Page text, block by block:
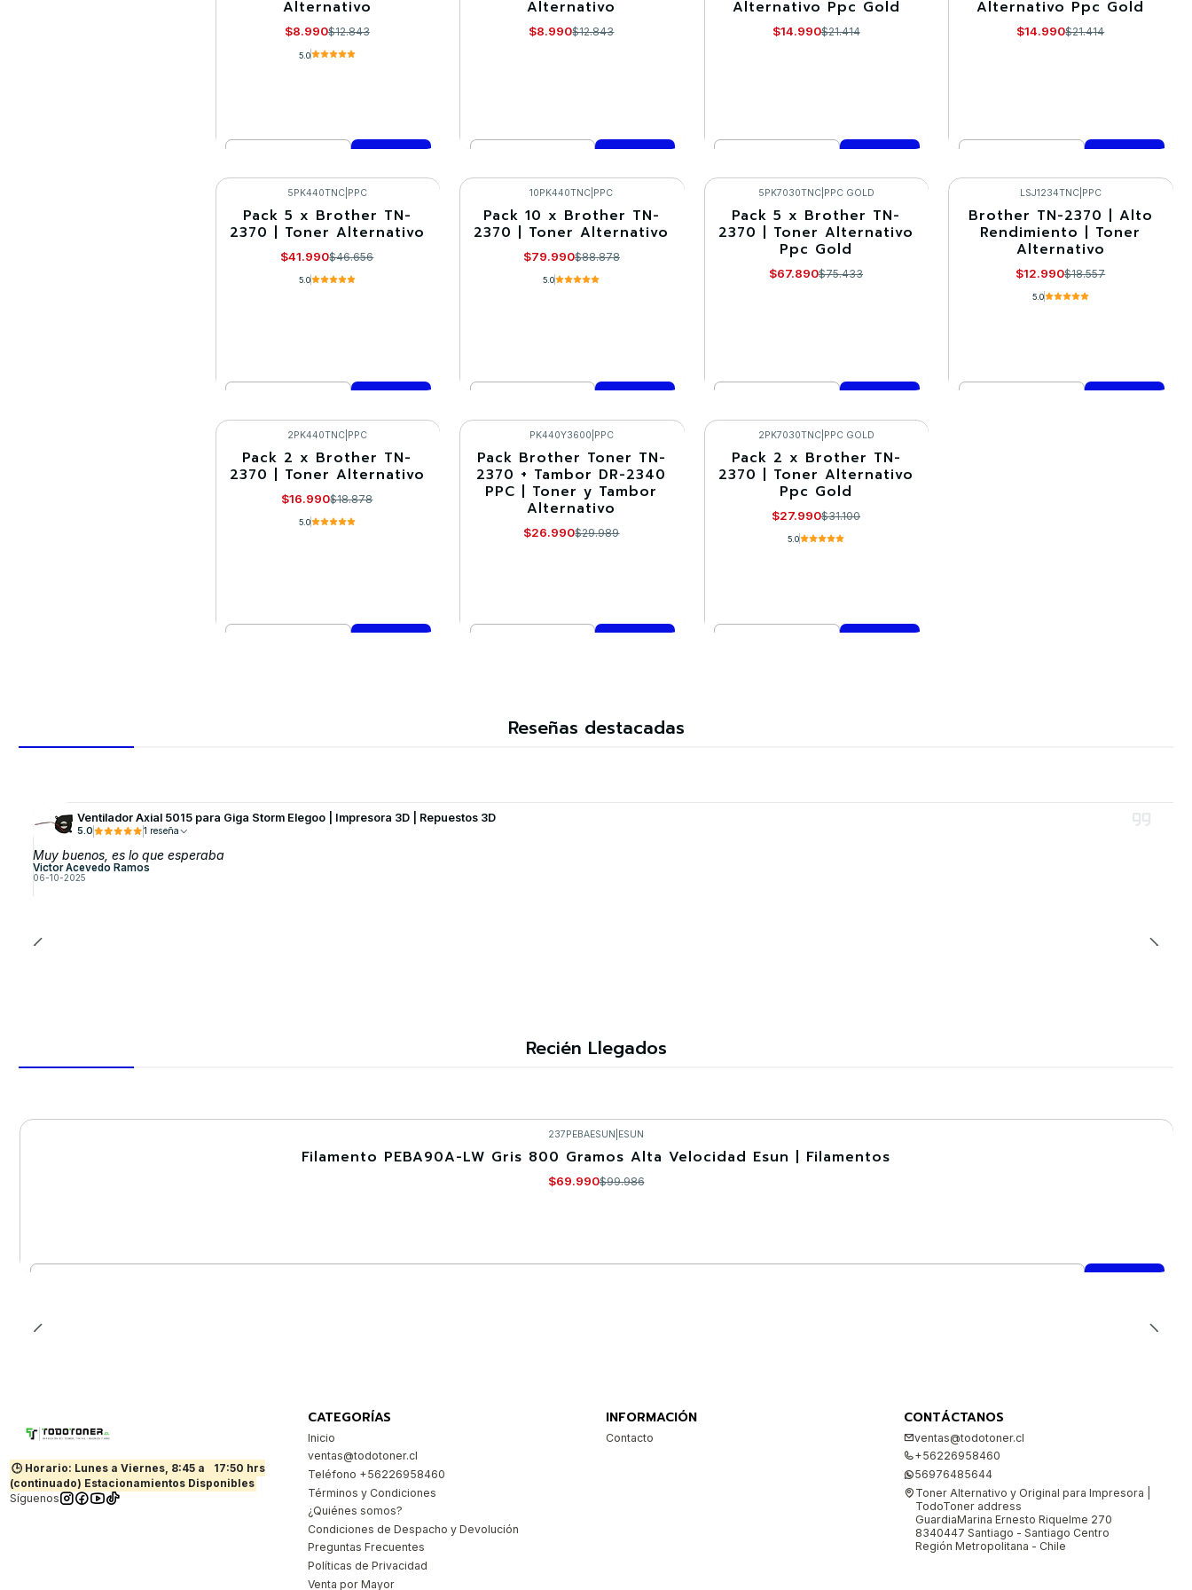
Alternativo
$8.990$12.843
5.0
Comprar ahora
Alternativo
$8.990$12.843
Comprar ahora
Alternativo Ppc Gold
$14.990$21.414
Comprar ahora
Alternativo Ppc Gold
$14.990$21.414
Comprar ahora
-10%
5PK440TNC| PPC
Pack 5 x Brother TN-
2370 | Toner Alternativo
$41.990$46.656
5.0
Comprar ahora
-10%
10PK440TNC PPC
Pack 10 x Brother TN-
2370 | Toner Alternativo
$79.990$88.878
5.0
Comprar ahora
-10%
5PK7030TNC| PPC GOLD
Pack 5 x Brother TN-
2370 | Toner Alternativo
Ppc Gold
$67.890$75.433
Comprar ahora
-30%
LSJ1234TNC| PPC
Brother TN-2370 | Alto
Rendimiento | Toner
Alternativo
$12.990$18.557
5.0
-10%
2PK440TNC| PPC
Pack 2 x Brother TN-
2370 | Toner Alternativo
$16.990$18.878
5.0
-10%
PK440Y3600 PPC
Pack Brother Toner TN-
2370 + Tambor DR-2340
PPC | Toner y Tambor
Alternativo
$26.990$29.989
-10%
2PK7030TNC| PPC GOLD
Pack 2 x Brother TN-
2370 | Toner Alternativo
Ppc Gold
$27.990$31.100
5.0
Reseñas destacadas
Ventilador Axial 5015 para Giga Storm Elegoo | Impresora 3D | Repuestos 3D
5.0 1 reseña
Muy buenos, es lo que esperaba
Victor Acevedo Ramos
06-10-2025
Recién Llegados
237PEBAESUN ESUN
Filamento PEBA90A-LW Gris 800 Gramos Alta Velocidad Esun | Filamentos
$69.990$99.986
🕒 Horario: Lunes a Viernes, 8:45 a
17:50 hrs
(continuado) Estacionamientos Disponibles
Síguenos
CATEGORÍAS
Inicio
ventas@todotoner.cl
Teléfono +56226958460
Términos y Condiciones
¿Quiénes somos?
Condiciones de Despacho y Devolución
Preguntas Frecuentes
Políticas de Privacidad
Venta por Mayor
INFORMACIÓN
Contacto
CONTÁCTANOS
ventas@todotoner.cl
+56226958460
56976485644
Toner Alternativo y Original para Impresora |
TodoToner address
GuardiaMarina Ernesto Riquelme 270
8340447 Santiago - Santiago Centro
Región Metropolitana - Chile